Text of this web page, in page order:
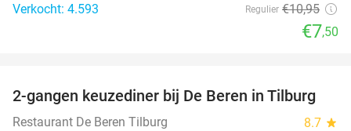
Verkocht: 4.593
Regulier €10,95
€7,50
40%
2-gangen keuzediner bij De Beren in Tilburg
Restaurant De Beren Tilburg 8.7 star